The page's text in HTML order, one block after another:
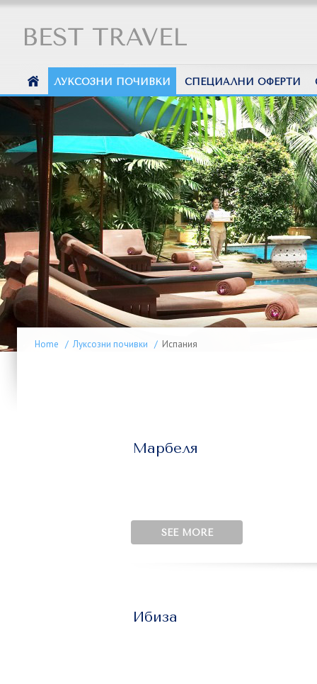
ЛУКСОЗНИ ПОЧИВКИ СПЕЦИАЛНИ ОФЕРТИ
Home /Луксозни почивки / Испания
Марбеля
SEE MORE
Ибиза